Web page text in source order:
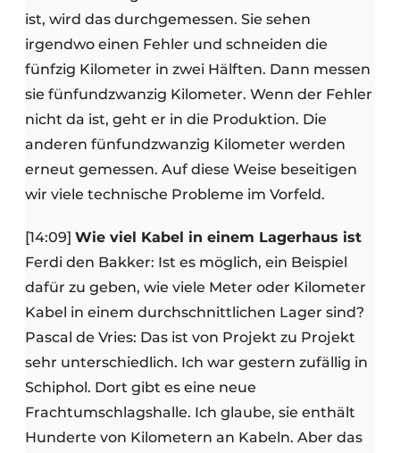
ist, wird das durchgemessen. Sie sehen
irgendwo einen Fehler und schneiden die
fünfzig Kilometer in zwei Hälften. Dann messen
sie fünfundzwanzig Kilometer. Wenn der Fehler
nicht da ist, geht er in die Produktion. Die
anderen fünfundzwanzig Kilometer werden
erneut gemessen. Auf diese Weise beseitigen
wir viele technische Probleme im Vorfeld.
[14:09] Wie viel Kabel in einem Lagerhaus ist
Ferdi den Bakker: Ist es möglich, ein Beispiel
dafür zu geben, wie viele Meter oder Kilometer
Kabel in einem durchschnittlichen Lager sind?
Pascal de Vries: Das ist von Projekt zu Projekt
sehr unterschiedlich. Ich war gestern zufällig in
Schiphol. Dort gibt es eine neue
Frachtumschlagshalle. Ich glaube, sie enthält
Hunderte von Kilometern an Kabeln. Aber das